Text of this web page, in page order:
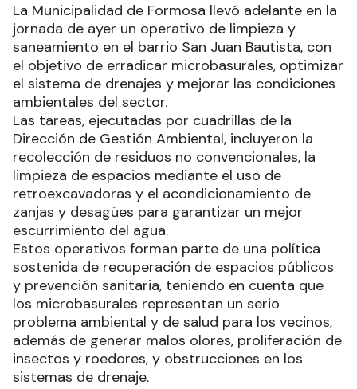
La Municipalidad de Formosa llevó adelante en la
jornada de ayer un operativo de limpieza y
saneamiento en el barrio San Juan Bautista, con
el objetivo de erradicar microbasurales, optimizar
el sistema de drenajes y mejorar las condiciones
ambientales del sector.
Las tareas, ejecutadas por cuadrillas de la
Dirección de Gestión Ambiental, incluyeron la
recolección de residuos no convencionales, la
limpieza de espacios mediante el uso de
retroexcavadoras y el acondicionamiento de
zanjas y desagües para garantizar un mejor
escurrimiento del agua.
Estos operativos forman parte de una política
sostenida de recuperación de espacios públicos
y prevención sanitaria, teniendo en cuenta que
los microbasurales representan un serio
problema ambiental y de salud para los vecinos,
además de generar malos olores, proliferación de
insectos y roedores, y obstrucciones en los
sistemas de drenaje.